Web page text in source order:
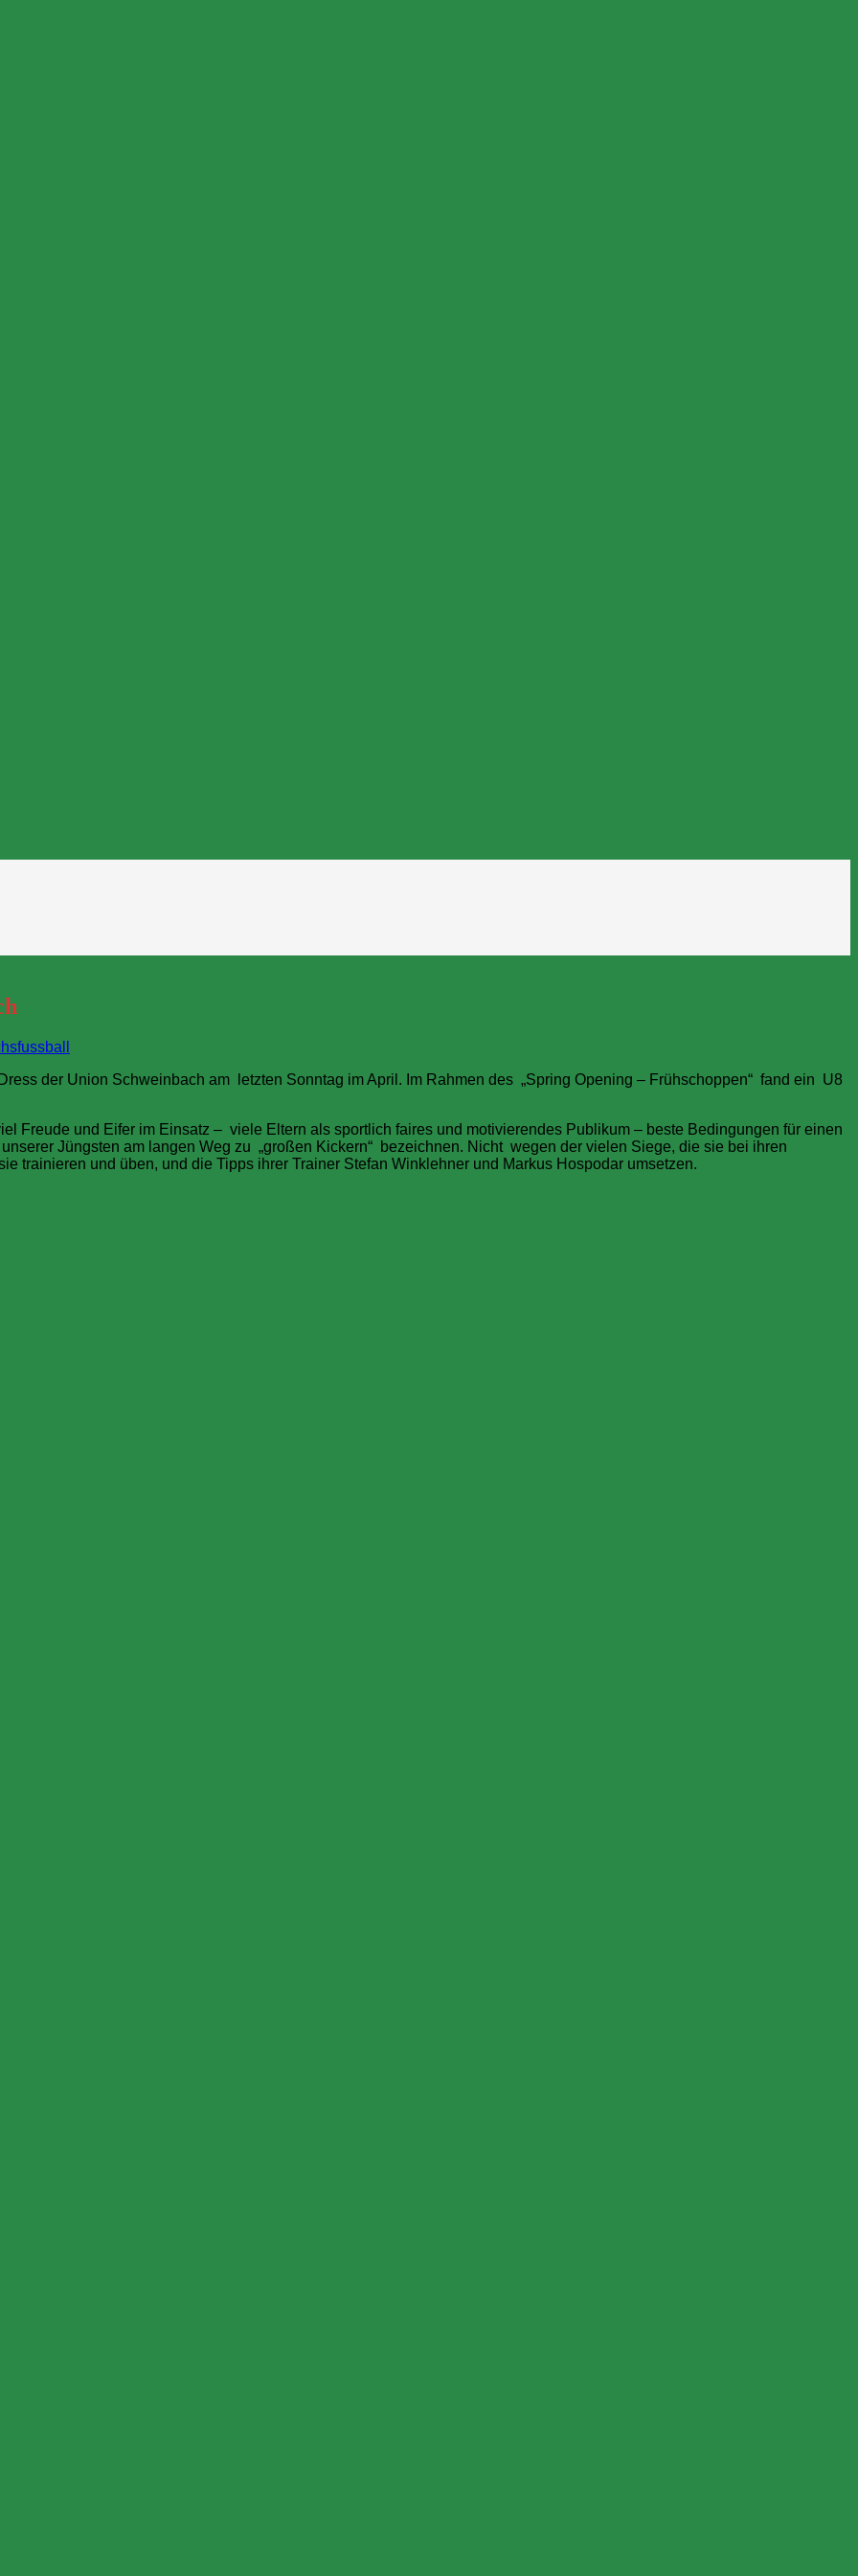
der Union Schweinbach am letzten Sonntag im April. Im Rahmen des „Spring Opening – Frühschoppen“ fand ein U8
Freude und Eifer im Einsatz – viele Eltern als sportlich faires und motivierendes Publikum – beste Bedingungen für einen
Jüngsten am langen Weg zu „großen Kickern“ bezeichnen. Nicht wegen der vielen Siege, die sie bei ihren
trainieren und üben, und die Tipps ihrer Trainer Stefan Winklehner und Markus Hospodar umsetzen.